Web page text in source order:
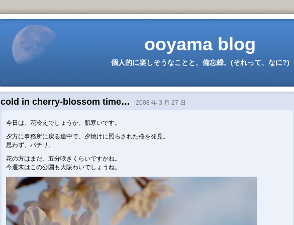
ooyama blog
個人的に楽しそうなことと、備忘録。(それって、なに?)
cold in cherry-blossom time… 2008 年 3 月 27 日
今日は、花冷えでしょうか。肌寒いです。
夕方に事務所に戻る途中で、夕焼けに照らされた桜を発見。
思わず、パチリ。
花の方はまだ、五分咲きくらいですかね。
今週末はこの公園も大賑わいでしょうね。